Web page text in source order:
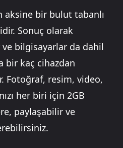
aksine bir bulut tabanlı
Sonuç olarak
ve bilgisayarlar da dahil
bir kaç cihazdan
Fotoğraf, resim, video,
her biri için 2GB
paylaşabilir ve